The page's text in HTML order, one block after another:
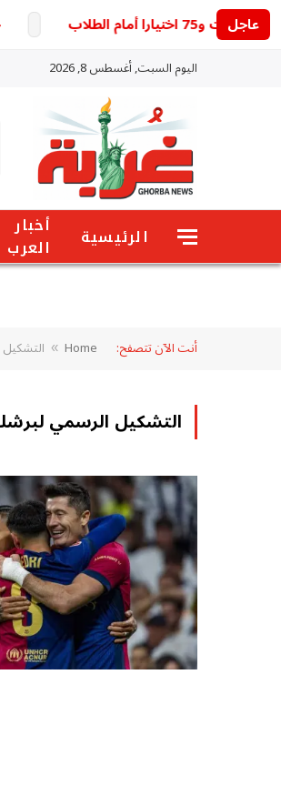
عاجل
اليوم السبت, أغسطس 8, 2026
الرئيسية
أخبار
العرب
أنت الآن تتصفح: Home
»
التشكيل الرسمي